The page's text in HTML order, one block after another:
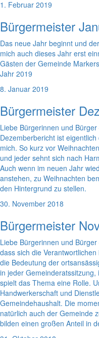
1. Februar 2019
Bürgermeister
Das neue Jahr beginnt und
mich auch dieses Jahr erst
Gästen der Gemeinde
Jahr 2019
8. Januar 2019
Bürgermeister
Liebe Bürgerinnen und
Dezemberbericht ist
mich. So kurz vor
und jeder sehnt sich nach
Auch wenn im neuen Jahr
anstehen, zu Weihnachten
den Hintergrund zu stellen.
30. November 2018
Bürgermeister
Liebe Bürgerinnen und
dass sich die
die Bedeutung der
in jeder
spielt das Thema eine Rolle.
Handwerkerschaft und
Gemeindehaushalt. Die
natürlich auch der Gemeinde
bilden einen großen Anteil in